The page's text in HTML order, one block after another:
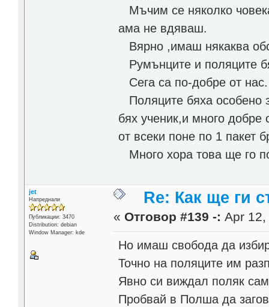
Мъчим се няколко
ама не вдяваш.
Вярно ,имаш някаква
Румънците и поляците
Сега са по-добре от нас.
Поляците бяха особено
бях ученик,и много
от всеки поне по 1 пакет
Много хора това ще го
jet
Напреднали
Публикации: 3470
Distribution: debian
Window Manager: kde
Re: Как ще ги
« Отговор #139 -: Apr
Но имаш свобода да
Точно на поляците им
Явно си виждал поляк
Пробвай в Полша да